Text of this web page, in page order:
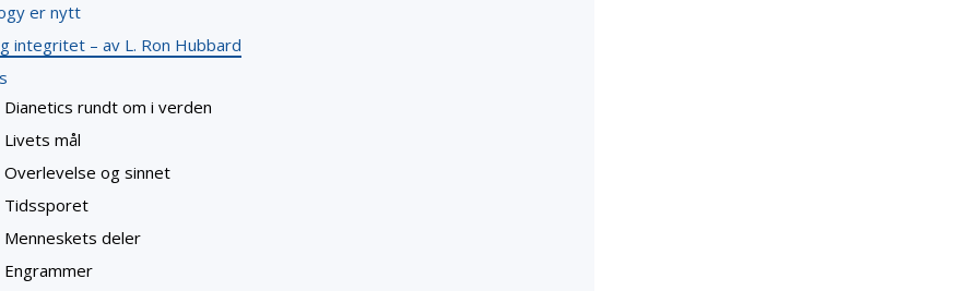
er nytt
integritet – av L. Ron Hubbard
Dianetics rundt om i verden
Livets mål
Overlevelse og sinnet
Tidssporet
Menneskets deler
Engrammer